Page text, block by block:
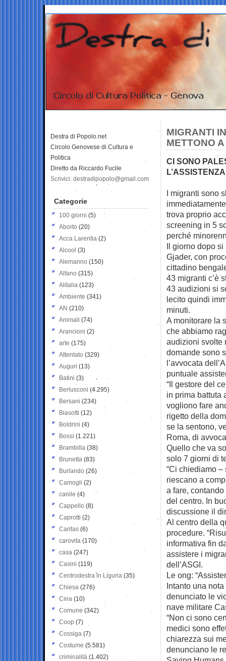
MIGRANTI
METTONO
CI SONO
I migranti sono
trova proprio
screening in 5
perché
Il giorno dopo
Gjader, con
cittadino
43 migranti c’è
43 audizioni si
lecito quindi
minuti.
A monitorare la
che abbiamo
audizioni svolte
domande sono
l’avvocata
puntuale
“Il gestore del
in prima battuta
vogliono fare
rigetto della
se la sentono,
Roma, di
Quello che va
solo 7 giorni di
“Ci chiediamo –
riescano a
a fare,
del centro. In
discussione il
Al centro della
procedure.
informativa fin
assistere i
dell’ASGI.
Le ong:
Intanto una
denunciato le
nave militare
“Non ci sono
medici sono
chiarezza sui
denunciano le
Destra di Popolo.net
Circolo Genovese di Cultura e
Politica
Diretto da Riccardo Fucile
Scrivici: destradipopolo@gmail.com
Categorie
100 giorni (5)
Aborto (20)
Acca Larentia (2)
Alcool (3)
Alemanno (150)
Alfano (315)
Alitalia (123)
Ambiente (341)
AN (210)
Animali (74)
Arancioni (2)
arte (175)
Attentato (329)
Auguri (13)
Batini (3)
Berlusconi (4.295)
Bersani (234)
Biasotti (12)
Boldrini (4)
Bossi (1.221)
Brambilla (38)
Brunetta (83)
Burlando (26)
Camogli (2)
canile (4)
Cappello (8)
Caprotti (2)
Caritas (6)
carovita (170)
casa (247)
Casini (119)
Centrodestra in Liguria (35)
Chiesa (276)
Cina (10)
Comune (342)
Coop (7)
Cossiga (7)
Costume (5.581)
criminalità (1.402)